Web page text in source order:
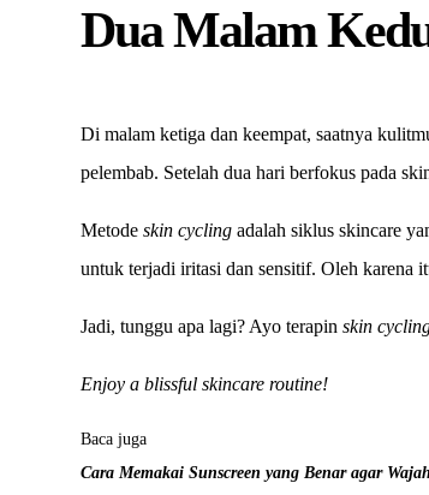
Dua Malam
Di malam ketiga dan keempat, saatnya
pelembab. Setelah dua hari berfokus pada
Metodeskin cycling adalah siklus skincare
untuk terjadi iritasi dan sensitif. Oleh karena
Jadi, tunggu apa lagi? Ayo terapinskin
Enjoy a blissful skincare routine!
Baca juga
Cara Memakai Sunscreen yang Benar agar